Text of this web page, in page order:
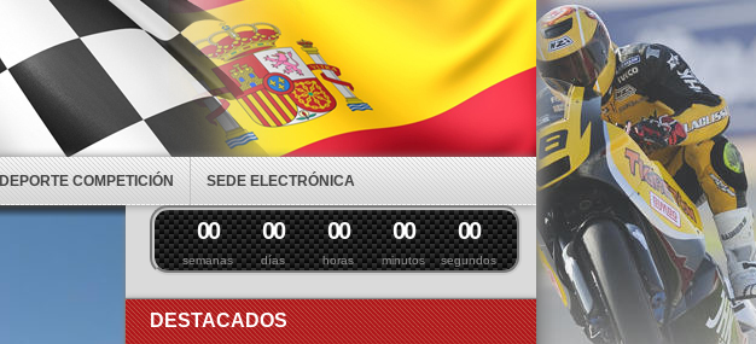
DEPORTE COMPETICIÓN SEDE ELECTRÓNICA
semanas
00
días
00
horas
00
minutos
00
segundos
00
DESTACADOS